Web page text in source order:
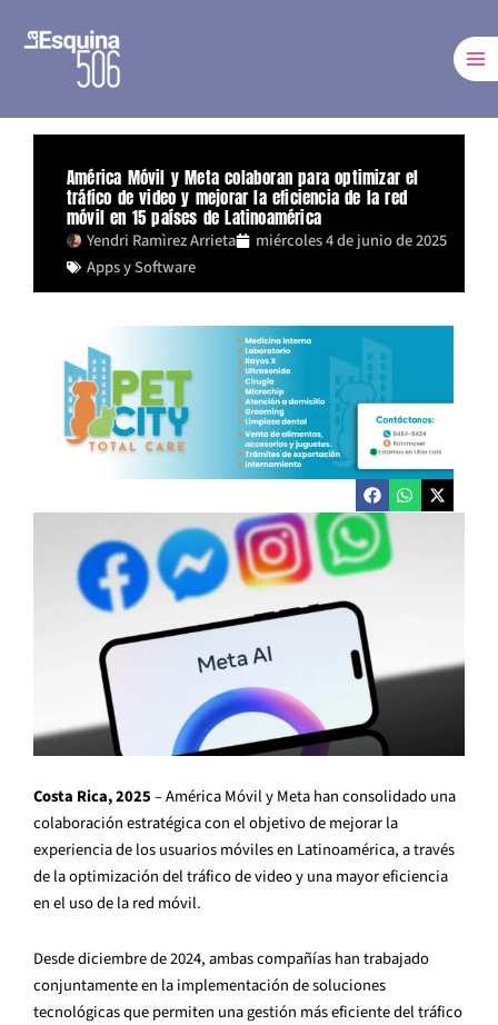
América Móvil y Meta colaboran para optimizar el
tráfico de video y mejorar la eficiencia de la red
móvil en 15 países de Latinoamérica
Yendri Ramìrez Arrieta
miércoles 4 de junio de 2025
Apps y Software
Costa Rica, 2025– América Móvil y Meta han consolidado una
colaboración estratégica con el objetivo de mejorar la
experiencia de los usuarios móviles en Latinoamérica, a través
de la optimización del tráfico de video y una mayor eficiencia
en el uso de la red móvil.
Desde diciembre de 2024, ambas compañías han trabajado
conjuntamente en la implementación de soluciones
tecnológicas que permiten una gestión más eficiente del tráfico